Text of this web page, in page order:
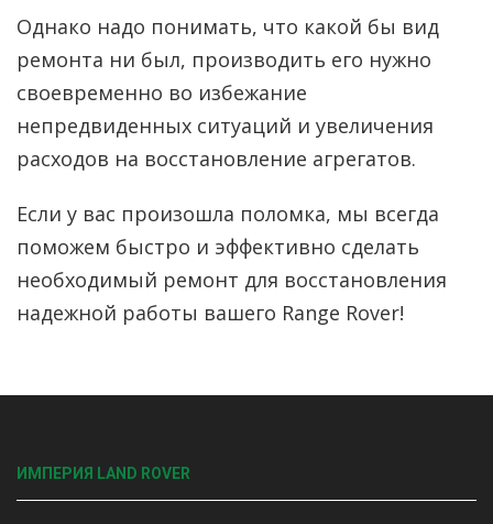
Однако надо понимать, что какой бы вид
ремонта ни был, производить его нужно
своевременно во избежание
непредвиденных ситуаций и увеличения
расходов на восстановление агрегатов.
Если у вас произошла поломка, мы всегда
поможем быстро и эффективно сделать
необходимый ремонт для восстановления
надежной работы вашего Range Rover!
ИМПЕРИЯ LAND ROVER